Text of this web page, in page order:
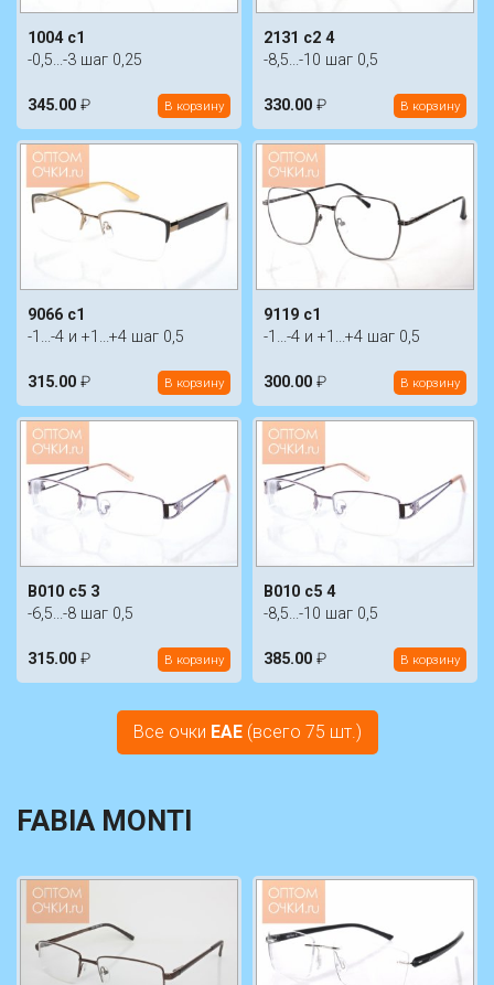
1004 c1
-0,5...-3 шаг 0,25
345.00 ₽ В корзину
2131 c2 4
-8,5...-10 шаг 0,5
330.00 ₽ В корзину
9066 c1
-1...-4 и +1...+4 шаг 0,5
315.00 ₽ В корзину
9119 c1
-1...-4 и +1...+4 шаг 0,5
300.00 ₽ В корзину
B010 c5 3
-6,5...-8 шаг 0,5
315.00 ₽ В корзину
B010 c5 4
-8,5...-10 шаг 0,5
385.00 ₽ В корзину
Все очки EAE(всего 75 шт.)
FABIA MONTI